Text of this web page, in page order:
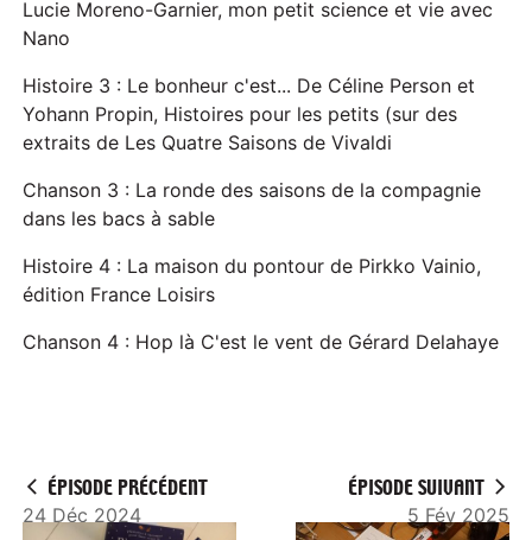
Lucie Moreno-Garnier, mon petit science et vie avec
Nano
Histoire 3 : Le bonheur c'est... De Céline Person et
Yohann Propin, Histoires pour les petits (sur des
extraits de Les Quatre Saisons de Vivaldi
Chanson 3 : La ronde des saisons de la compagnie
dans les bacs à sable
Histoire 4 : La maison du pontour de Pirkko Vainio,
édition France Loisirs
Chanson 4 : Hop là C'est le vent de Gérard Delahaye
ÉPISODE PRÉCÉDENT
24 Déc 2024
ÉPISODE SUIVANT
5 Fév 2025